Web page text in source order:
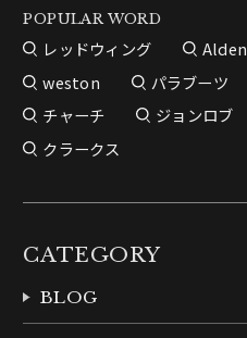
POPULAR WORD
レッドウィング Alden
weston
パラブーツ
チャーチ
ジョンロブ
クラークス
CATEGORY
BLOG